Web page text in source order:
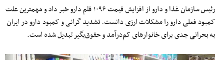
رئیس سازمان غذا و دارو از افزایش قیمت ۱۰۹۶ قلم دارو خبر داد و مهمترین علت
کمبود فعلی دارو را مشکلات ارزی دانست. تشدید گرانی و کمبود دارو در ایران
به بحرانی جدی برای خانوارهای کم‌درآمد و حقوق‌بگیر تبدیل شده است.